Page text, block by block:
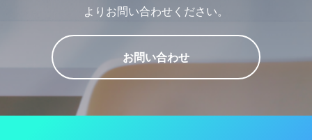
よりお問い合わせください。
お問い合わせ